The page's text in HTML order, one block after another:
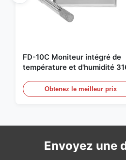
FD-10C Moniteur intégré de
température et d'humidité
Obtenez le meilleur prix
Envoyez une